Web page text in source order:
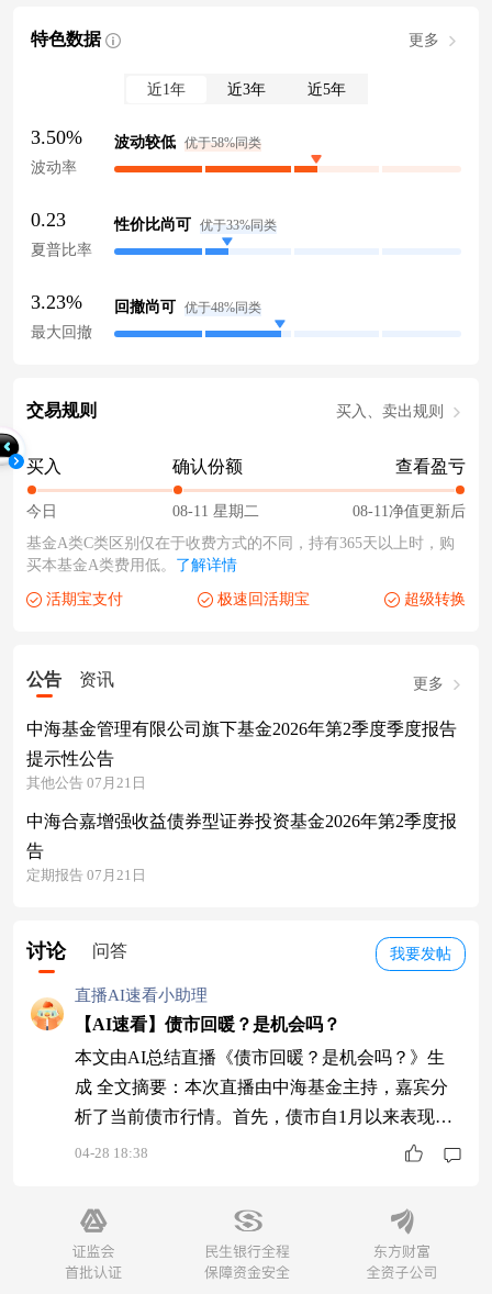
特色数据 更多
近1年 近3年 近5年
3.50%
波动率
波动较低 优于58%同类
0.23
夏普比率
性价比尚可 优于33%同类
3.23%
最大回撤
回撤尚可 优于48%同类
交易规则 买入、卖出规则
买入
今日
确认份额
08-11 星期二
查看盈亏
08-11净值更新后
基金A类C类区别仅在于收费方式的不同，持有365天以上时，购
买本基金A类费用低。 了解详情
活期宝支付 极速回活期宝 超级转换
公告 资讯 更多
中海基金管理有限公司旗下基金2026年第2季度季度报告
提示性公告
其他公告 07月21日
中海合嘉增强收益债券型证券投资基金2026年第2季度报
告
定期报告 07月21日
我要发帖
讨论 问答
直播AI速看小助理
【AI速看】债市回暖？是机会吗？
本文由AI总结直播《债市回暖？是机会吗？》生
成 全文摘要：本次直播由中海基金主持，嘉宾分
析了当前债市行情。首先，债市自1月以来表现平
稳，4月长端利率下行，股债联动效应减弱。其
限，建议关注中短久期产品。然后，介绍了中短债
基金特点，强调其低风险和稳健收益。最后，对比
了利率债与信用债的差异，提醒可转债存在信用和
04-28 18:38